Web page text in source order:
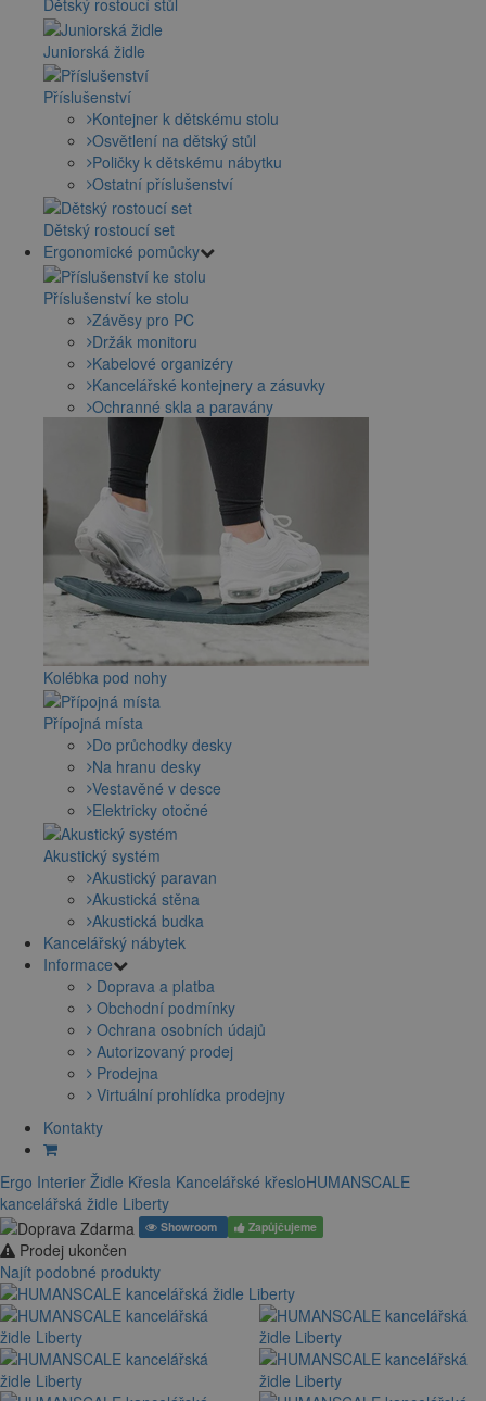
Dětský rostoucí stůl
Juniorská židle
Příslušenství
Kontejner k dětskému stolu
Osvětlení na dětský stůl
Poličky k dětskému nábytku
Ostatní příslušenství
Dětský rostoucí set
Ergonomické pomůcky
Příslušenství ke stolu
Závěsy pro PC
Držák monitoru
Kabelové organizéry
Kancelářské kontejnery a zásuvky
Ochranné skla a paravány
Kolébka pod nohy
Přípojná místa
Do průchodky desky
Na hranu desky
Vestavěné v desce
Elektricky otočné
Akustický systém
Akustický paravan
Akustická stěna
Akustická budka
Kancelářský nábytek
Informace
Doprava a platba
Obchodní podmínky
Ochrana osobních údajů
Autorizovaný prodej
Prodejna
Virtuální prohlídka prodejny
Kontakty
Ergo Interier Židle Křesla Kancelářské křesloHUMANSCALE
kancelářská židle Liberty
Showroom Zapůjčujeme
Prodej ukončen
Najít podobné produkty